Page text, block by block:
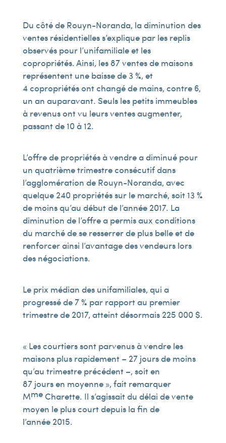
Du côté de Rouyn-Noranda, la diminution des
ventes résidentielles s’explique par les replis
observés pour l’unifamiliale et les
copropriétés. Ainsi, les 87 ventes de maisons
représentent une baisse de 3 %, et
4 copropriétés ont changé de mains, contre 6,
un an auparavant. Seuls les petits immeubles
à revenus ont vu leurs ventes augmenter,
passant de 10 à 12.
L’offre de propriétés à vendre a diminué pour
un quatrième trimestre consécutif dans
l’agglomération de Rouyn-Noranda, avec
quelque 240 propriétés sur le marché, soit 13 %
de moins qu’au début de l’année 2017. La
diminution de l’offre a permis aux conditions
du marché de se resserrer de plus belle et de
renforcer ainsi l’avantage des vendeurs lors
des négociations.
Le prix médian des unifamiliales, qui a
progressé de 7 % par rapport au premier
trimestre de 2017, atteint désormais 225 000 $.
« Les courtiers sont parvenus à vendre les
maisons plus rapidement – 27 jours de moins
qu’au trimestre précédent –, soit en
87 jours en moyenne », fait remarquer
MmeCharette. Il s’agissait du délai de vente
moyen le plus court depuis la fin de
l’année 2015.